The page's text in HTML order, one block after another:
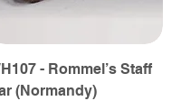
- Rommel’s Staff
(Normandy)